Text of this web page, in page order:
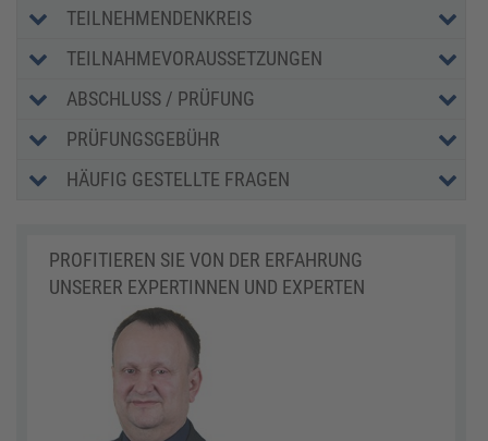
TEILNEHMENDENKREIS
TEILNAHMEVORAUSSETZUNGEN
ABSCHLUSS / PRÜFUNG
PRÜFUNGSGEBÜHR
HÄUFIG GESTELLTE FRAGEN
PROFITIEREN SIE VON DER ERFAHRUNG
UNSERER EXPERTINNEN UND EXPERTEN